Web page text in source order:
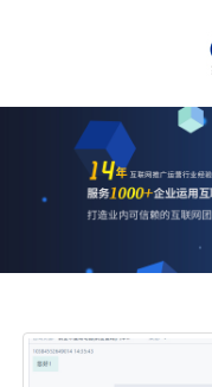
关于我们 服务项目